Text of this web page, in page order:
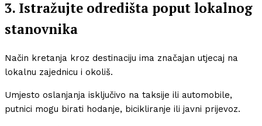
3. Istražujte odredišta poput lokalnog
stanovnika
Način kretanja kroz destinaciju ima značajan utjecaj na
lokalnu zajednicu i okoliš.
Umjesto oslanjanja isključivo na taksije ili automobile,
putnici mogu birati hodanje, bicikliranje ili javni prijevoz.